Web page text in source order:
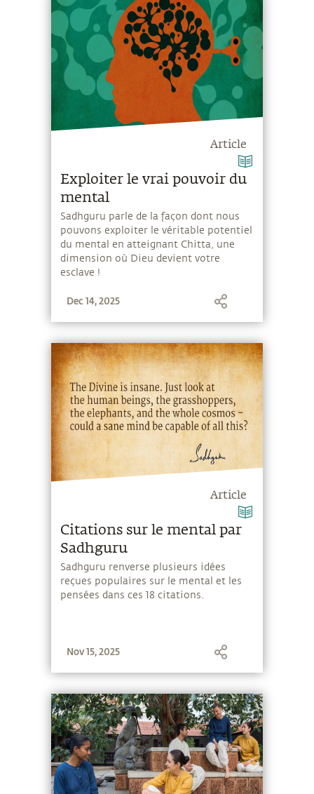
Article
Exploiter le vrai pouvoir du
mental
Sadhguru parle de la façon dont nous
pouvons exploiter le véritable potentiel
du mental en atteignant Chitta, une
dimension où Dieu devient votre
esclave !
Dec 14, 2025
Article
Citations sur le mental par
Sadhguru
Sadhguru renverse plusieurs idées
reçues populaires sur le mental et les
pensées dans ces 18 citations.
Nov 15, 2025